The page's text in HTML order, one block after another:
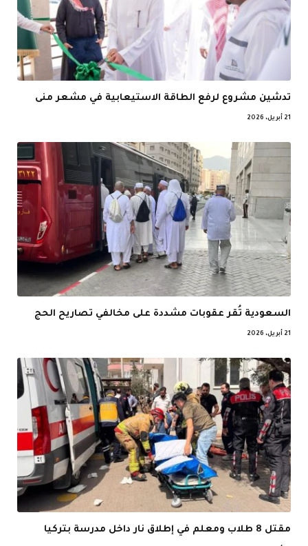
تدشين مشروع لرفع الطاقة الاستيعابية في مشعر منى
21 أبريل، 2026
السعودية تُقر عقوبات مشددة على مخالفي تصاريح الحج
21 أبريل، 2026
مقتل 8 طلاب ومعلم في إطلاق نار داخل مدرسة بتركيا